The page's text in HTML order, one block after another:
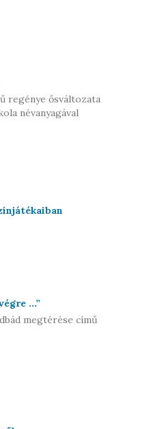
regénye ősváltozata
névanyagával
...”
megtérése című